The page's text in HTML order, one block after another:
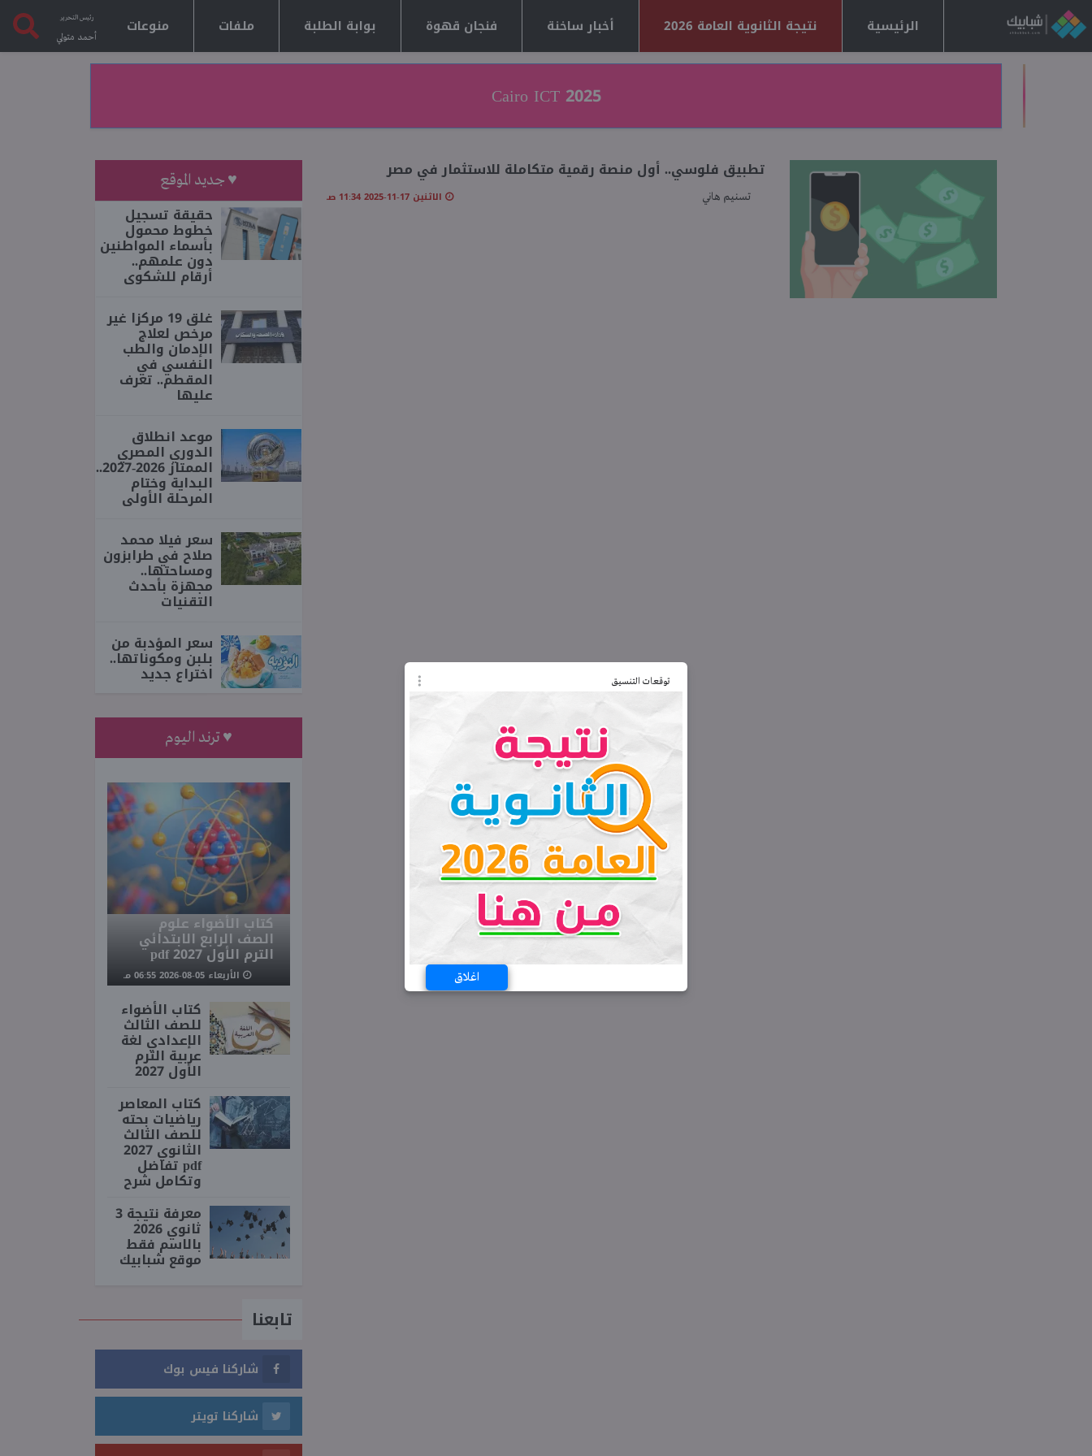
توقعات التنسيق
اغلاق
الرئيسية نتيجة الثانوية العامة 2026 أخبار ساخنة فنجان قهوة بوابة الطلبة ملفات منوعات رئيس التحرير
أحمد متولي
Cairo ICT 2025
تطبيق فلوسي.. أول منصة رقمية متكاملة للاستثمار في مصر
تسنيم هاني الاثنين 17-11-2025 11:34 صـ
♥ جديد الموقع
حقيقة تسجيل
خطوط محمول
بأسماء المواطنين
دون علمهم..
أرقام للشكوى
غلق 19 مركزا غير
مرخص لعلاج
الإدمان والطب
النفسي في
المقطم.. تعرف
عليها
موعد انطلاق
الدوري المصري
الممتاز 2026-2027..
البداية وختام
المرحلة الأولى
سعر فيلا محمد
صلاح في طرابزون
ومساحتها..
مجهزة بأحدث
التقنيات
سعر المؤدبة من
بلبن ومكوناتها..
اختراع جديد
♥ ترند اليوم
كتاب الأضواء علوم
الصف الرابع الابتدائي
الترم الأول 2027 pdf
الأربعاء 05-08-2026 06:55 مـ
كتاب الأضواء
للصف الثالث
الإعدادي لغة
عربية الترم
الأول 2027
كتاب المعاصر
رياضيات بحته
للصف الثالث
الثانوي 2027
pdf تفاضل
وتكامل شرح
معرفة نتيجة 3
ثانوي 2026
بالاسم فقط
موقع شبابيك
تابعنا
شاركنا فيس بوك
شاركنا تويتر